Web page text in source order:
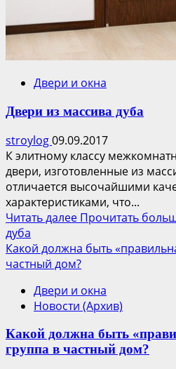
Двери и окна
Двери из массива дуба
stroylog09.09.2017
К элитному классу
двери, изготовленные из
отличается высочайшими
характеристиками, что...
Читать далее Прочитать
дуба
Какой должна быть
частный дом?
Двери и окна
Новости (Архив)
Какой должна быть
группа в частный дом?